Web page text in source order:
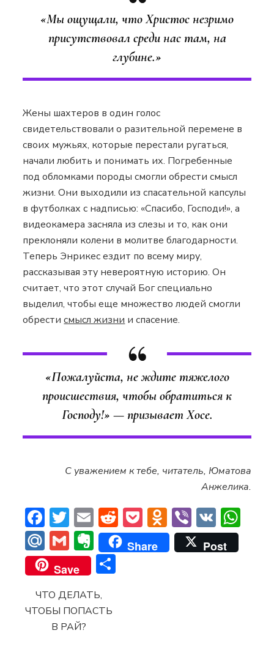
«Мы ощущали, что Христос незримо
присутствовал среди нас там, на
глубине.»
Жены шахтеров в один голос
свидетельствовали о разительной перемене в
своих мужьях, которые перестали ругаться,
начали любить и понимать их. Погребенные
под обломками породы смогли обрести смысл
жизни. Они выходили из спасательной капсулы
в футболках с надписью: «Спасибо, Господи!», а
видеокамера засняла из слезы и то, как они
преклоняли колени в молитве благодарности.
Теперь Энрикес ездит по всему миру,
рассказывая эту невероятную историю. Он
считает, что этот случай Бог специально
выделил, чтобы еще множество людей смогли
обрестисмысл жизни и спасение.
«Пожалуйста, не ждите тяжелого
происшествия, чтобы обратиться к
Господу!» — призывает Хосе.
С уважением к тебе, читатель, Юматова
Анжелика.
Facebook
Twitter
EmailReddit
PocketViber
VK
Mail.Ru
GmailEvernote
Share
Post
Save
ЧТО ДЕЛАТЬ,
ЧТОБЫ ПОПАСТЬ
В РАЙ?